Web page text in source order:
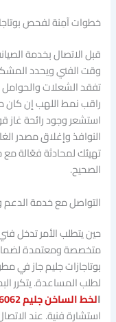
خطوات آمِنة لفحص
قبل الاتصال بخدمة
وقت الفني ويحدد
تفقد الشعلات والحوامل
راقب نمط اللهب إن كان
استشعر وجود رائحة غاز
النوافذ وإغلاق مصدر
تهيئك لمحادثة فعّالة
الصحيح.
التواصل مع خدمة الدعم
حين يتطلب الأمر تدخل
متخصصة ومعتمدة
بوتاجازات جليم جاز في
لطلب المساعدة. يتكرر
الخط الساخن جليم 16062
استشارة فنية. عند